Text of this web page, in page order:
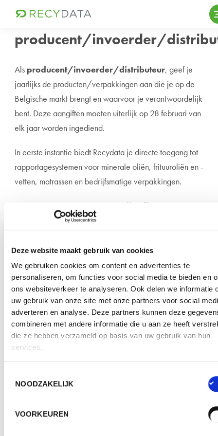
Deze website maakt gebruik van cookies
We gebruiken cookies om content en advertenties te
personaliseren, om functies voor social media te bieden en
ons websiteverkeer te analyseren. Ook delen we informatie
uw gebruik van onze site met onze partners voor social
adverteren en analyse. Deze partners kunnen deze
combineren met andere informatie die u aan ze heeft
die ze hebben verzameld op basis van uw gebruik van hun
services.
NOODZAKELIJK
VOORKEUREN
content
Ik ben
producent/invoerder/
Als producent/invoerder/distributeur, geef je
jaarlijks de producten/verpakkingen aan die je op de
Belgische markt brengt en waarvoor je verantwoordelijk
bent. Deze aangiften moeten uiterlijk op 28 februari van
elk jaar worden ingediend.
In eerste instantie biedt Recydata je directe toegang tot
rapportagesystemen voor minerale oliën, frituuroliën en -
vetten, matrassen en bedrijfsmatige verpakkingen.
Deze rapportagesystemen zijn alleen
beschikbaar voor bedrijven die een contract
is ook terug te vinden via de link van het betreffende
beheersorganisme.
Voor welke stromen wens je een
aangifte te doen?